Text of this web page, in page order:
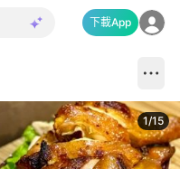
下載App
1/15